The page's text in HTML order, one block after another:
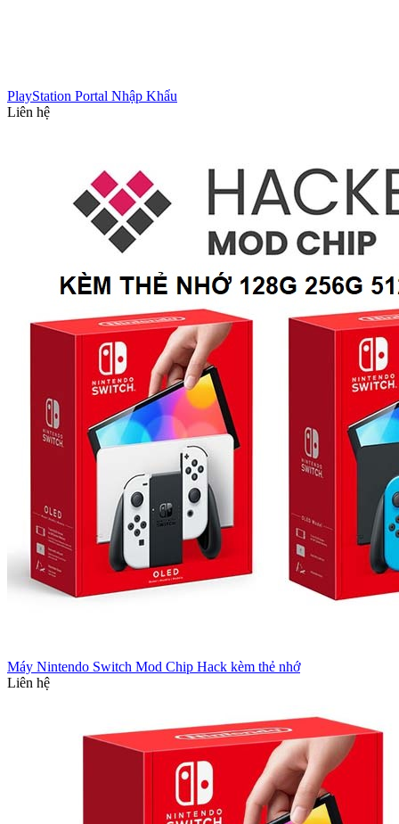
PlayStation Portal Nhập Khẩu
Liên hệ
Máy Nintendo Switch Mod Chip Hack kèm thẻ nhớ
Liên hệ